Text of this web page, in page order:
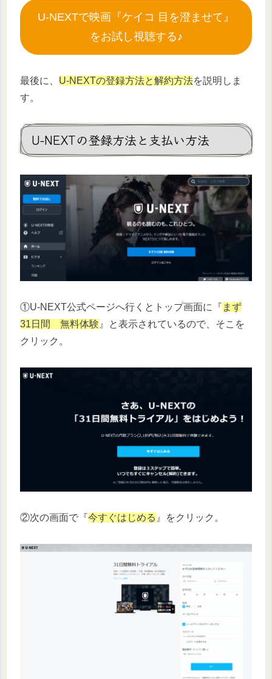
U-NEXTで映画『ケイコ 目を澄ませて』
をお試し視聴する♪
最後に、 U-NEXTの登録方法と解約方法を説明しま
す。
U-NEXTの登録方法と支払い方法
①U-NEXT公式ページへ行くとトップ画面に『 まず
31日間 無料体験 』と表示されているので、そこを
クリック。
②次の画面で『今すぐはじめる 』をクリック。